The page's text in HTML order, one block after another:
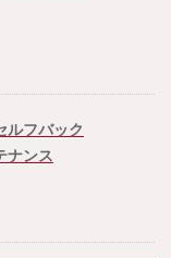
ルフバック
ナンス